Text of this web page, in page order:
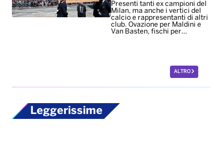
Presenti tanti ex campioni del
Milan, ma anche i vertici del
calcio e rappresentanti di altri
club. Ovazione per Maldini e
Van Basten, fischi per…
ALTRO
Leggerissime